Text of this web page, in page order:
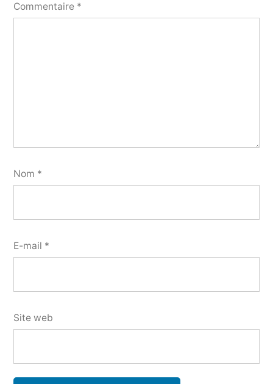
Commentaire *
Nom *
E-mail *
Site web